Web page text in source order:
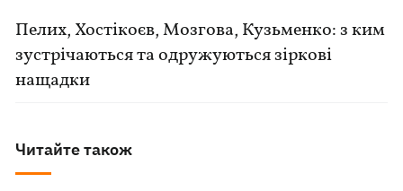
Пелих, Хостікоєв, Мозгова, Кузьменко: з ким
зустрічаються та одружуються зіркові
нащадки
Читайте також